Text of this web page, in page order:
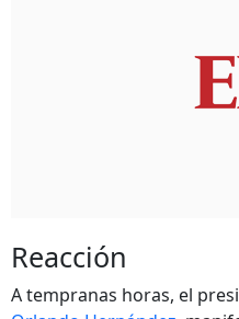
Reacción
A tempranas horas, el